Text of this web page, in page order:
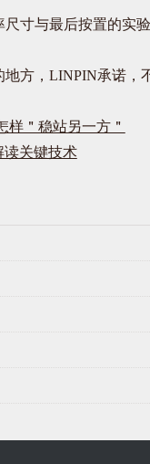
与最后按置的实验
，LINPIN承诺，
样＂稳站另一方＂
读关键技术